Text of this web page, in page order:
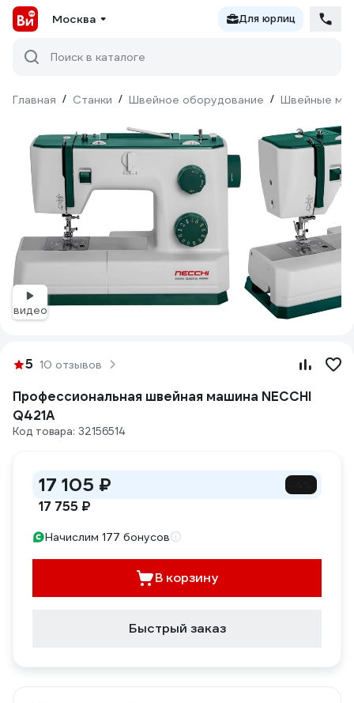
Москва Для юрлиц
Поиск в каталоге
Главная / Станки / Швейное оборудование / Швейные
видео
5 10 отзывов
Профессиональная швейная машина NECCHI
Q421A
Код товара: 32156514
17 105 ₽
17 755 ₽
Начислим 177 бонусов
В корзину
Быстрый заказ